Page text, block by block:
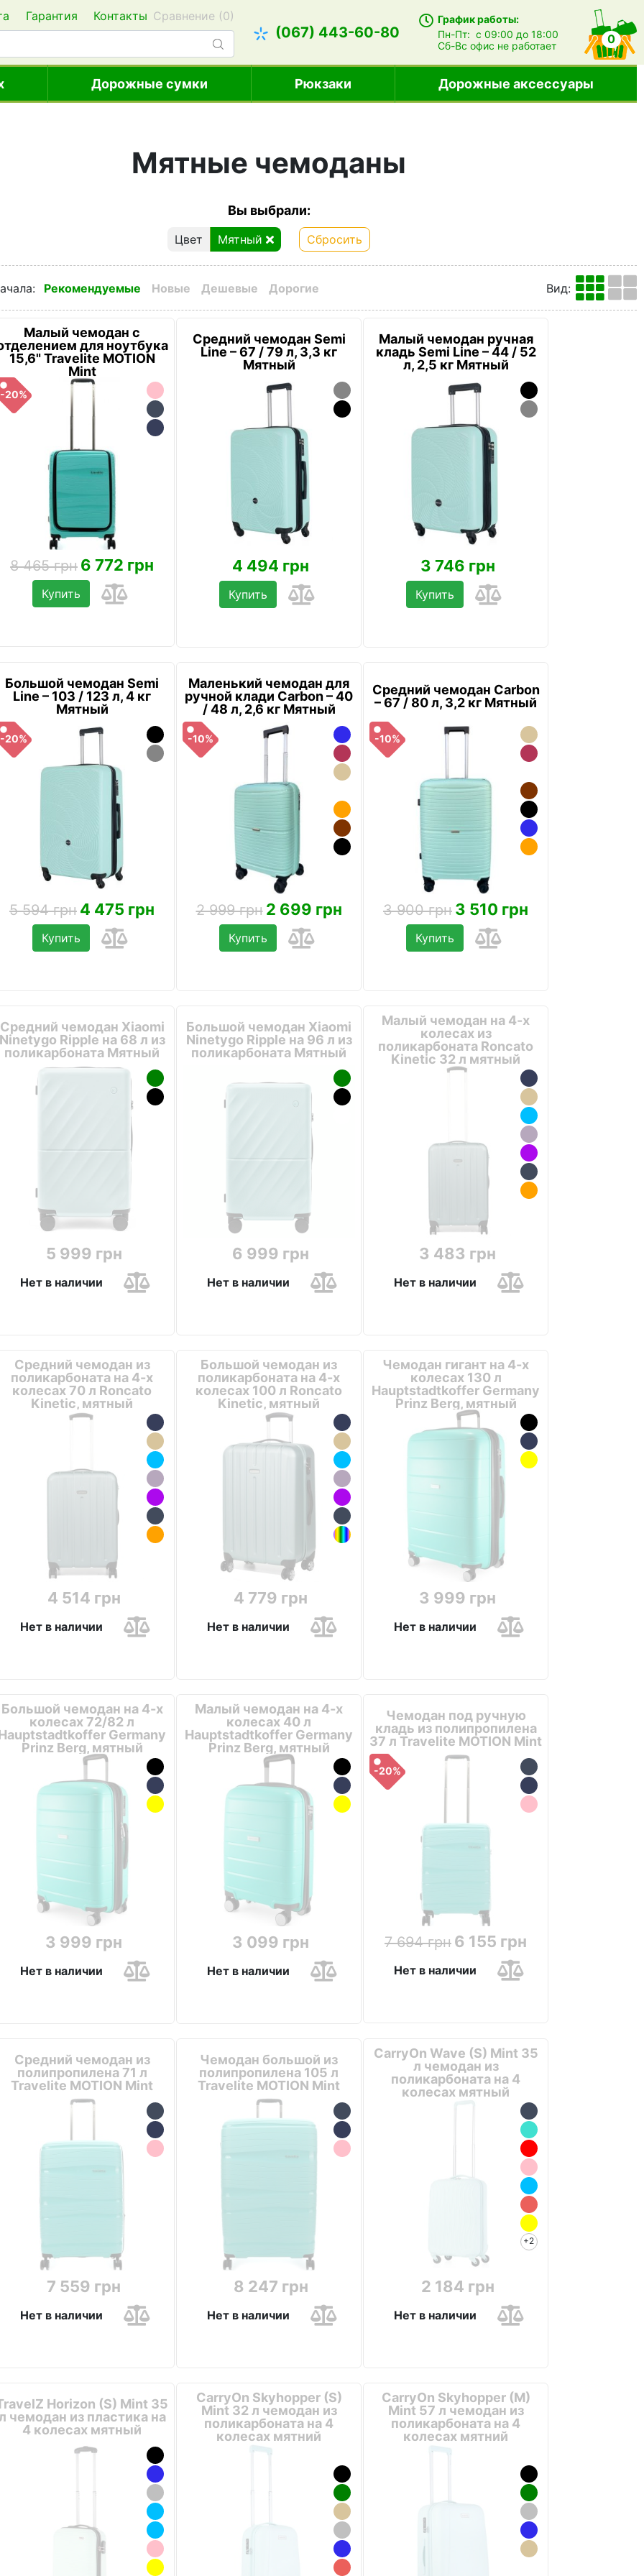
Гарантия Контакты Сравнение (0)
(067) 443-60-80
График работы:
Пн-Пт:с 09:00 до 18:00
Сб-Всофис не работает 0
Дорожные сумки Рюкзаки Дорожные аксессуары
Мятные чемоданы
Вы выбрали:
Цвет Мятный Сбросить
: Рекомендуемые Новые Дешевые Дорогие Вид:
Малый чемодан с
для ноутбука
15,6" Travelite MOTION
Mint
-20%
8 465 грн 6 772 грн
Купить
Средний чемодан Semi
Line – 67 / 79 л, 3,3 кг
Мятный
4 494 грн
Купить
Малый чемодан ручная
кладь Semi Line – 44 / 52
л, 2,5 кг Мятный
3 746 грн
Купить
Большой чемодан Semi
Line – 103 / 123 л, 4 кг
Мятный
-20%
5 594 грн 4 475 грн
Купить
Маленький чемодан для
ручной клади Carbon – 40
/ 48 л, 2,6 кг Мятный
-10%
2 999 грн 2 699 грн
Купить
Средний чемодан Carbon
– 67 / 80 л, 3,2 кг Мятный
-10%
3 900 грн 3 510 грн
Купить
Средний чемодан Xiaomi
Ninetygo Ripple на 68 л из
поликарбоната Мятный
5 999 грн
Нет в наличии
Большой чемодан Xiaomi
Ninetygo Ripple на 96 л из
поликарбоната Мятный
6 999 грн
Нет в наличии
Малый чемодан на 4-х
колесах из
поликарбоната Roncato
Kinetic 32 л мятный
3 483 грн
Нет в наличии
Средний чемодан из
поликарбоната на 4-х
колесах 70 л Roncato
Kinetic, мятный
4 514 грн
Нет в наличии
Большой чемодан из
поликарбоната на 4-х
колесах 100 л Roncato
Kinetic, мятный
4 779 грн
Нет в наличии
Чемодан гигант на 4-х
колесах 130 л
Hauptstadtkoffer Germany
Prinz Berg, мятный
3 999 грн
Нет в наличии
Большой чемодан на 4-х
колесах 72/82 л
Germany
Prinz Berg, мятный
3 999 грн
Нет в наличии
Малый чемодан на 4-х
колесах 40 л
Hauptstadtkoffer Germany
Prinz Berg, мятный
3 099 грн
Нет в наличии
Чемодан под ручную
кладь из полипропилена
37 л Travelite MOTION Mint
-20%
7 694 грн 6 155 грн
Нет в наличии
Средний чемодан из
полипропилена 71 л
Travelite MOTION Mint
7 559 грн
Нет в наличии
Чемодан большой из
полипропилена 105 л
Travelite MOTION Mint
8 247 грн
Нет в наличии
CarryOn Wave (S) Mint 35
л чемодан из
поликарбоната на 4
колесах мятный
+2
2 184 грн
Нет в наличии
Horizon (S) Mint 35
чемодан из пластика на
4 колесах мятный
CarryOn Skyhopper (S)
Mint 32 л чемодан из
поликарбоната на 4
колесах мятний
CarryOn Skyhopper (M)
Mint 57 л чемодан из
поликарбоната на 4
колесах мятний